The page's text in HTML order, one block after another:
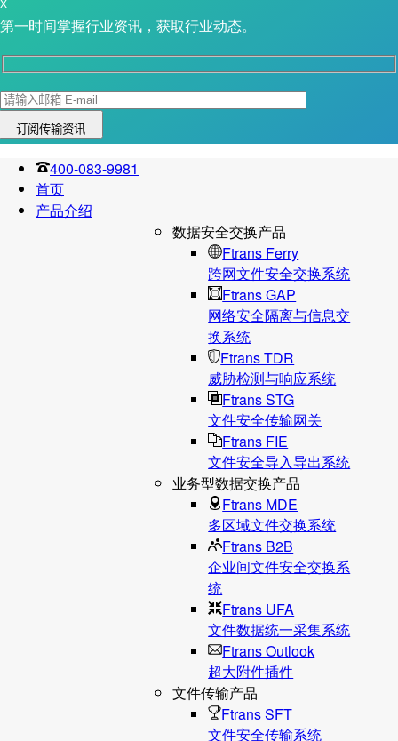
X
第一时间掌握行业资讯，获取行业动态。
400-083-9981
首页
产品介绍
数据安全交换产品
Ftrans Ferry
跨网文件安全交换系统
Ftrans GAP
网络安全隔离与信息交
换系统
Ftrans TDR
威胁检测与响应系统
Ftrans STG
文件安全传输网关
Ftrans FIE
文件安全导入导出系统
业务型数据交换产品
Ftrans MDE
多区域文件交换系统
Ftrans B2B
企业间文件安全交换系
统
Ftrans UFA
文件数据统⼀采集系统
Ftrans Outlook
超大附件插件
文件传输产品
Ftrans SFT
文件安全传输系统